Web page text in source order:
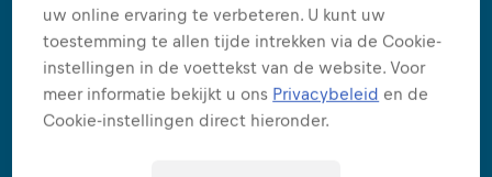
uw online ervaring te verbeteren. U kunt uw
toestemming te allen tijde intrekken via de Cookie-
instellingen in de voettekst van de website. Voor
meer informatie bekijkt u ons Privacybeleid en de
Cookie-instellingen direct hieronder.